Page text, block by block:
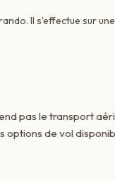
Il s'effectue sur une
pas le transport
options de vol